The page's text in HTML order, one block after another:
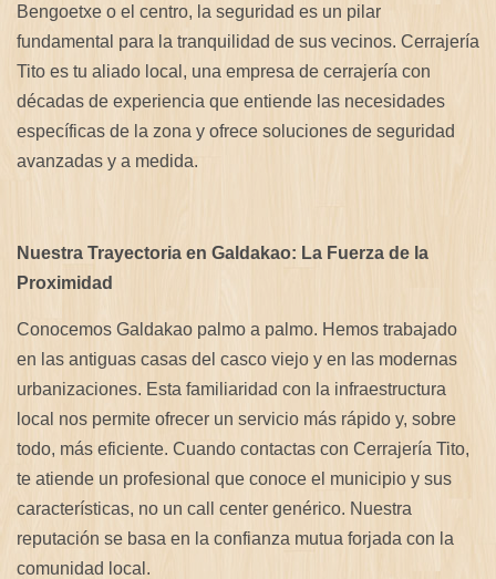
Bengoetxe o el centro, la seguridad es un pilar
fundamental para la tranquilidad de sus vecinos. Cerrajería
Tito es tu aliado local, una empresa de cerrajería con
décadas de experiencia que entiende las necesidades
específicas de la zona y ofrece soluciones de seguridad
avanzadas y a medida.
Nuestra Trayectoria en Galdakao: La Fuerza de la
Proximidad
Conocemos Galdakao palmo a palmo. Hemos trabajado
en las antiguas casas del casco viejo y en las modernas
urbanizaciones. Esta familiaridad con la infraestructura
local nos permite ofrecer un servicio más rápido y, sobre
todo, más eficiente. Cuando contactas con Cerrajería Tito,
te atiende un profesional que conoce el municipio y sus
características, no un call center genérico. Nuestra
reputación se basa en la confianza mutua forjada con la
comunidad local.